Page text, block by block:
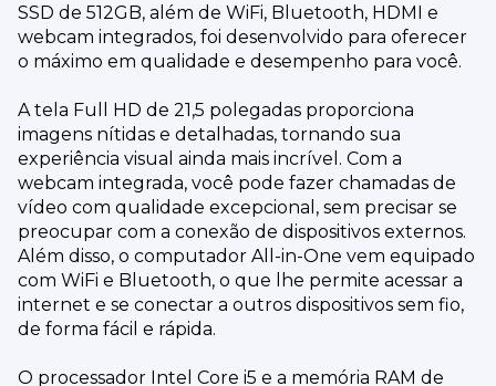
SSD de 512GB, além de WiFi, Bluetooth, HDMI e
webcam integrados, foi desenvolvido para oferecer
o máximo em qualidade e desempenho para você.
A tela Full HD de 21,5 polegadas proporciona
imagens nítidas e detalhadas, tornando sua
experiência visual ainda mais incrível. Com a
webcam integrada, você pode fazer chamadas de
vídeo com qualidade excepcional, sem precisar se
preocupar com a conexão de dispositivos externos.
Além disso, o computador All-in-One vem equipado
com WiFi e Bluetooth, o que lhe permite acessar a
internet e se conectar a outros dispositivos sem fio,
de forma fácil e rápida.
O processador Intel Core i5 e a memória RAM de